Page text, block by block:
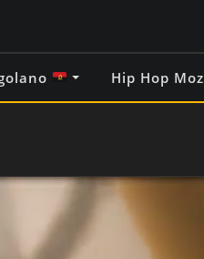
Hip Hop Moz